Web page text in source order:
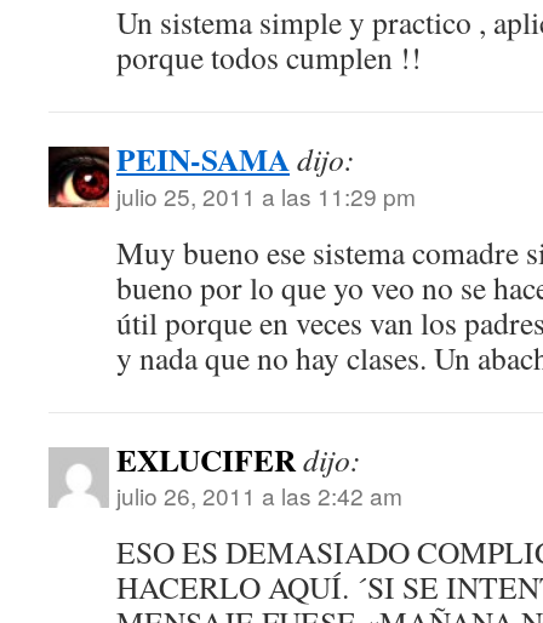
Un sistema simple y practico ,
porque todos cumplen !!
PEIN-SAMAdijo:
julio 25, 2011 a las 11:29 pm
Muy bueno ese sistema comadre
bueno por lo que yo veo no se
útil porque en veces van los
y nada que no hay clases. Un
EXLUCIFERdijo:
julio 26, 2011 a las 2:42 am
ESO ES DEMASIADO
HACERLO AQUÍ. ´SI SE